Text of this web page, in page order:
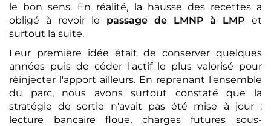
le bon sens. En réalité, la hausse des recettes a
obligé à revoir le passage de LMNP à LMP et
surtout la suite.
Leur première idée était de conserver quelques
années puis de céder l'actif le plus valorisé pour
réinjecter l'apport ailleurs. En reprenant l'ensemble
du parc, nous avons surtout constaté que la
stratégie de sortie n'avait pas été mise à jour :
lecture bancaire floue, charges futures sous-